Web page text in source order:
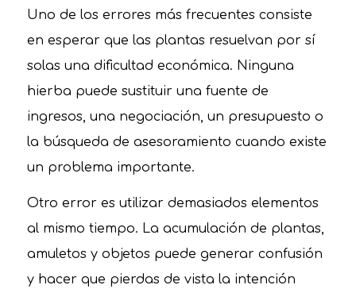
Uno de los errores más frecuentes consiste
en esperar que las plantas resuelvan por sí
solas una dificultad económica. Ninguna
hierba puede sustituir una fuente de
ingresos, una negociación, un presupuesto o
la búsqueda de asesoramiento cuando existe
un problema importante.
Otro error es utilizar demasiados elementos
al mismo tiempo. La acumulación de plantas,
amuletos y objetos puede generar confusión
y hacer que pierdas de vista la intención